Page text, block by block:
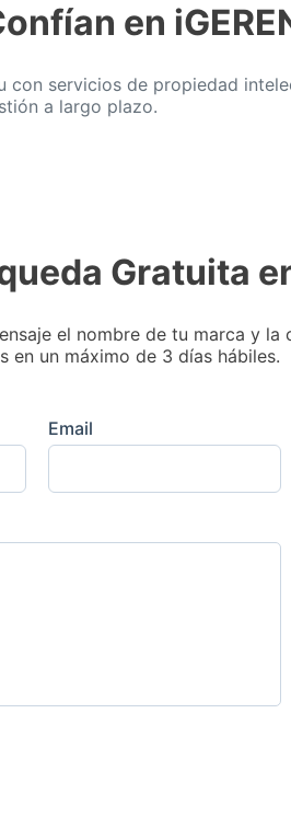
en
con servicios de propiedad
a largo plazo.
Gratuita
el nombre de tu marca y la
en un máximo de 3 días hábiles.
Email